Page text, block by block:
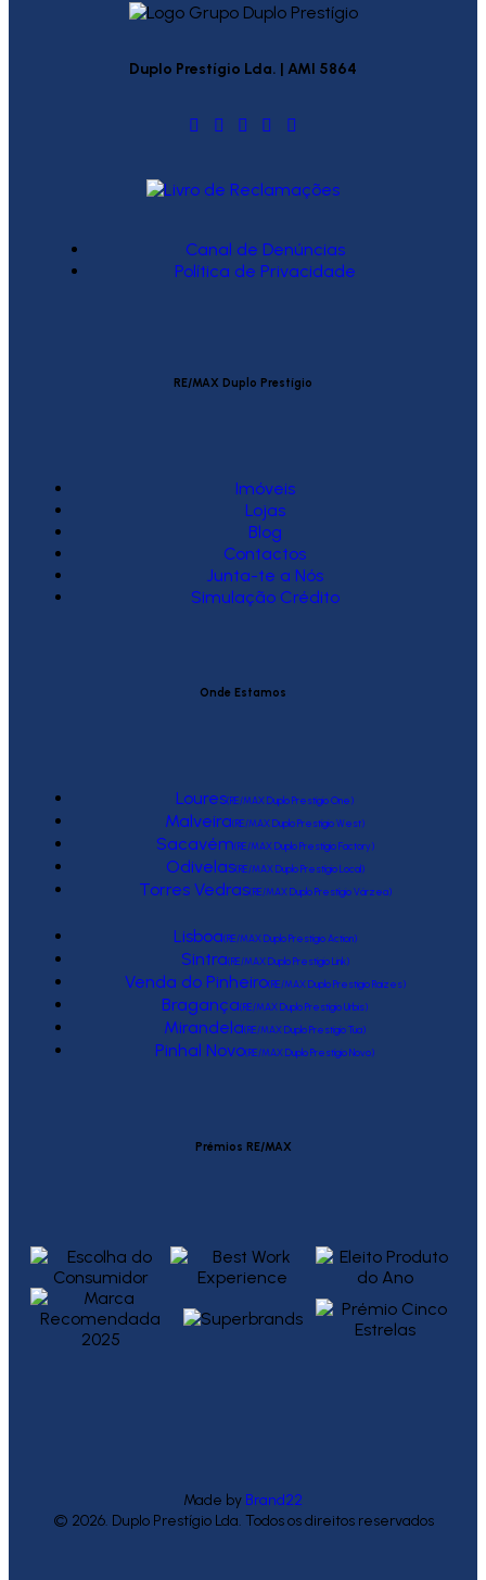
Duplo Prestígio Lda. | AMI 5864
Canal de Denúncias
Política de Privacidade
RE/MAX Duplo Prestígio
Imóveis
Lojas
Blog
Contactos
Junta-te a Nós
Simulação Crédito
Onde Estamos
Loures(RE/MAX Duplo Prestígio One)
Malveira(RE/MAX Duplo Prestígio West)
Sacavém(RE/MAX Duplo Prestígio Factory)
Odivelas(RE/MAX Duplo Prestígio Local)
Torres Vedras(RE/MAX Duplo Prestígio Várzea)
Lisboa(RE/MAX Duplo Prestígio Action)
Sintra(RE/MAX Duplo Prestígio Link)
Venda do Pinheiro(RE/MAX Duplo Prestígio Raízes)
Bragança(RE/MAX Duplo Prestígio Urbis)
Mirandela(RE/MAX Duplo Prestígio Tua)
Pinhal Novo(RE/MAX Duplo Prestígio Novo)
Prémios RE/MAX
Made by Brand22
© 2026. Duplo Prestígio Lda. Todos os direitos reservados